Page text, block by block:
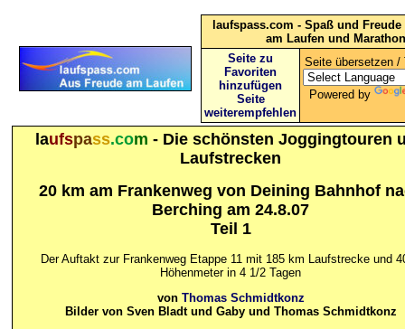
laufspass.com - Spaß und
am Laufen und Marathon
Seite zu
Favoriten
hinzufügen
Seite
weiterempfehlen
Seite übersetzen /
Powered by
laufspass.com - Die schönsten Joggingtouren
Laufstrecken
20 km am Frankenweg von Deining Bahnhof
Berching am 24.8.07
Teil 1
Der Auftakt zur Frankenweg Etappe 11 mit 185 km Laufstrecke und
Höhenmeter in 4 1/2 Tagen
von Thomas Schmidtkonz
Bilder von Sven Bladt und Gaby und Thomas Schmidtkonz